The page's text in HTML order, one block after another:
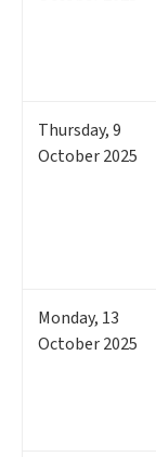
Thursday,9
October 2025
Monday, 13
October 2025